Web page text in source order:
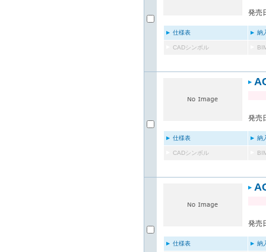
発売
仕様表 納
CADシンボル
発売
仕様表 納
CADシンボル
発売
仕様表 納